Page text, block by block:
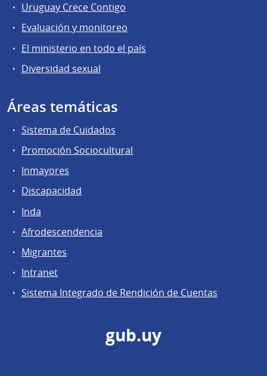
Uruguay Crece Contigo
Evaluación y monitoreo
El ministerio en todo el país
Diversidad sexual
Áreas temáticas
Sistema de Cuidados
Promoción Sociocultural
Inmayores
Discapacidad
Inda
Afrodescendencia
Migrantes
Intranet
Sistema Integrado de Rendición de Cuentas
gub.uy